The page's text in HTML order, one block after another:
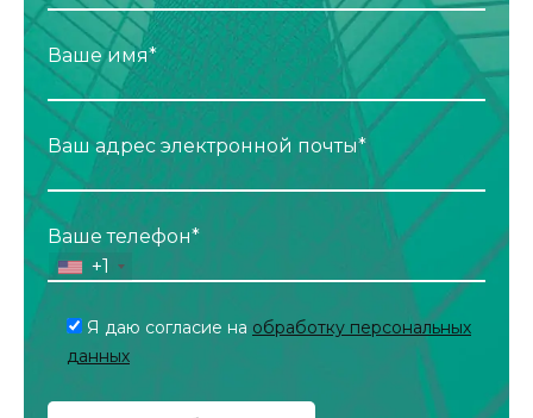
Ваше имя*
Ваш адрес электронной почты*
Ваше телефон*
+1
Я даю согласие на обработку персональных
данных